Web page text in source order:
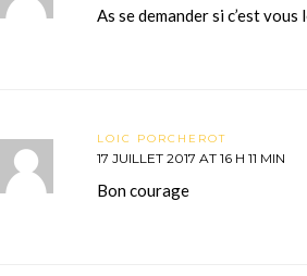
As se demander si c’est vous
LOIC PORCHEROT
17 JUILLET 2017 AT 16 H 11 MIN
Bon courage